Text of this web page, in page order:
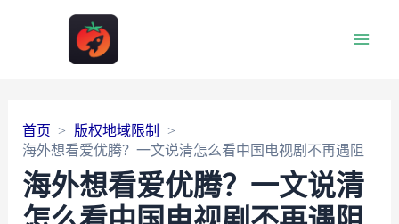
首页
版权地域限制
海外想看爱优腾？一文说清怎么看中国电视剧不再遇阻
海外想看爱优腾？一文说清